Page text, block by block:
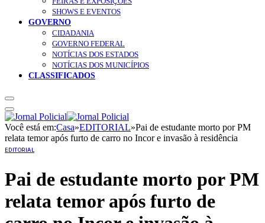
SHOWS E EVENTOS
GOVERNO
CIDADANIA
GOVERNO FEDERAL
NOTÍCIAS DOS ESTADOS
NOTÍCIAS DOS MUNICÍPIOS
CLASSIFICADOS
Você está em:Casa»EDITORIAL»Pai de estudante morto por PM
relata temor após furto de carro no Incor e invasão à residência
EDITORIAL
Pai de estudante morto por PM
relata temor após furto de